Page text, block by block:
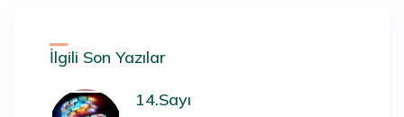
İlgili Son Yazılar
14.Sayı